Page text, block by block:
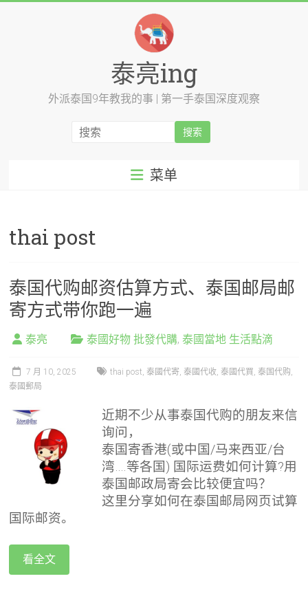
泰亮ing
外派泰国9年教我的事 | 第一手泰国深度观察
菜单
thai post
泰国代购邮资估算方式、泰国邮局邮
寄方式带你跑一遍
泰亮 泰國好物 批發代購,泰國當地 生活點滴
7 月 10, 2025 thai post,泰國代寄,泰國代收,泰國代買,泰国代购 ,
泰國郵局
近期不少从事泰国代购的朋友来信
询问，
泰国寄香港(或中国/马来西亚/台
湾….等各国) 国际运费如何计算?用
泰国邮政局寄会比较便宜吗？
这里分享如何在泰国邮局网页试算
国际邮资。
看全文